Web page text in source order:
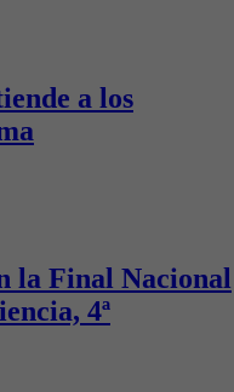
a los
la Final Nacional
4ª